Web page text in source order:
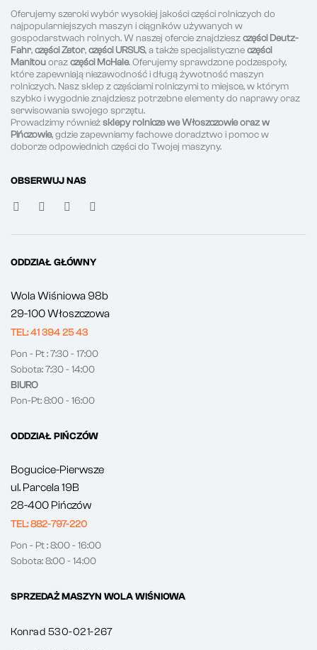
Oferujemy szeroki wybór wysokiej jakości części rolniczych do
najpopularniejszych maszyn i ciągników używanych w
gospodarstwach rolnych. W naszej ofercie znajdzieszczęści Deutz-
Fahr,części Zetor,części URSUS, a także specjalistyczneczęści
Manitouorazczęści McHale. Oferujemy sprawdzone podzespoły,
które zapewniają niezawodność i długą żywotność maszyn
rolniczych. Nasz sklep z częściami rolniczymi to miejsce, w którym
szybko i wygodnie znajdziesz potrzebne elementy do naprawy oraz
serwisowania swojego sprzętu.
Prowadzimy równieżsklepy rolnicze we Włoszczowie oraz w
Pińczowie, gdzie zapewniamy fachowe doradztwo i pomoc w
doborze odpowiednich części do Twojej maszyny.
OBSERWUJ NAS
ODDZIAŁ GŁÓWNY
Wola Wiśniowa 98b
29-100 Włoszczowa
TEL: 41 394 25 43
Pon - Pt : 7:30 - 17:00
Sobota: 7:30 - 14:00
BIURO
Pon-Pt: 8:00 - 16:00
ODDZIAŁ PIŃCZÓW
Bogucice-Pierwsze
ul. Parcela 19B
28-400 Pińczów
TEL: 882-797-220
Pon - Pt : 8:00 - 16:00
Sobota: 8:00 - 14:00
SPRZEDAŻ MASZYN WOLA WIŚNIOWA
Konrad 530-021-267